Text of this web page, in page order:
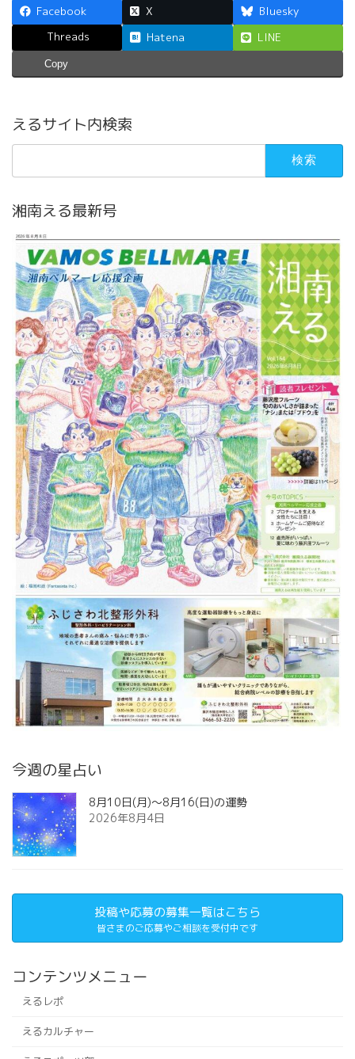
Facebook X
Bluesky
Threads
Hatena LINE
Copy
えるサイト内検索
検
湘南える最新号
今週の星占い
8月10日(月)～8月16(日)の運勢
2026年8月4日
投稿や応募の募集一覧はこちら
皆さまのご応募やご相談を受付中です
コンテンツメニュー
えるレポ
えるカルチャー